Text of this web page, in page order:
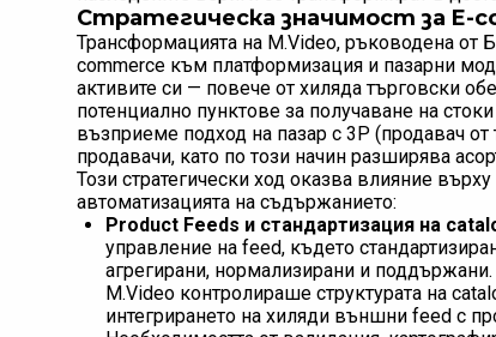
Стратегическа значимост за E-
Трансформацията на M.Video, ръководена от
commerce към платформизация и пазарни
активите си — повече от хиляда търговски
потенциално пунктове за получаване на
възприеме подход на пазар с 3P (продавач
продавачи, като по този начин разширява
Този стратегически ход оказва влияние
автоматизацията на съдържанието:
Product Feeds и стандартизация на
управление на feed, където
агрегирани, нормализирани и
M.Video контролираше структурата на
интегрирането на хиляди външни feed с